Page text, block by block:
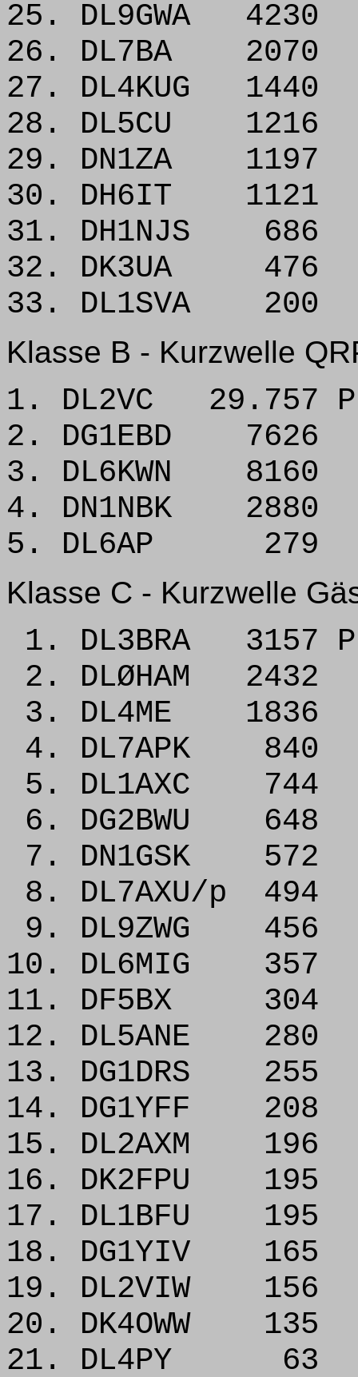
25. DL9GWA 4230
26. DL7BA 2070
27. DL4KUG 1440
28. DL5CU 1216
29. DN1ZA 1197
30. DH6IT 1121
31. DH1NJS 686
32. DK3UA 476
33. DL1SVA 200
Klasse B - Kurzwelle
1. DL2VC 29.757
2. DG1EBD 7626
3. DL6KWN 8160
4. DN1NBK 2880
5. DL6AP 279
Klasse C - Kurzwelle
1. DL3BRA 3157
2. DLØHAM 2432
3. DL4ME 1836
4. DL7APK 840
5. DL1AXC 744
6. DG2BWU 648
7. DN1GSK 572
8. DL7AXU/p 494
9. DL9ZWG 456
10. DL6MIG 357
11. DF5BX 304
12. DL5ANE 280
13. DG1DRS 255
14. DG1YFF 208
15. DL2AXM 196
16. DK2FPU 195
17. DL1BFU 195
18. DG1YIV 165
19. DL2VIW 156
20. DK4OWW 135
21. DL4PY 63